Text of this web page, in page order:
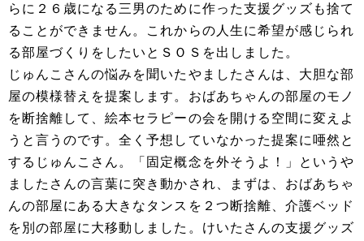
らに２６歳になる三男のために作った支援グッズも捨て
ることができません。これからの人生に希望が感じられ
る部屋づくりをしたいとＳＯＳを出しました。
じゅんこさんの悩みを聞いたやましたさんは、大胆な部
屋の模様替えを提案します。おばあちゃんの部屋のモノ
を断捨離して、絵本セラピーの会を開ける空間に変えよ
うと言うのです。全く予想していなかった提案に唖然と
するじゅんこさん。「固定概念を外そうよ！」というや
ましたさんの言葉に突き動かされ、まずは、おばあちゃ
んの部屋にある大きなタンスを２つ断捨離、介護ベッド
を別の部屋に大移動しました。けいたさんの支援グッズ